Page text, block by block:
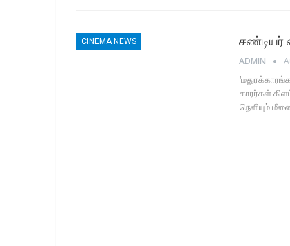
CINEMA NEWS சண்டியர்
ADMIN
காரர்கள்
நெளியும்